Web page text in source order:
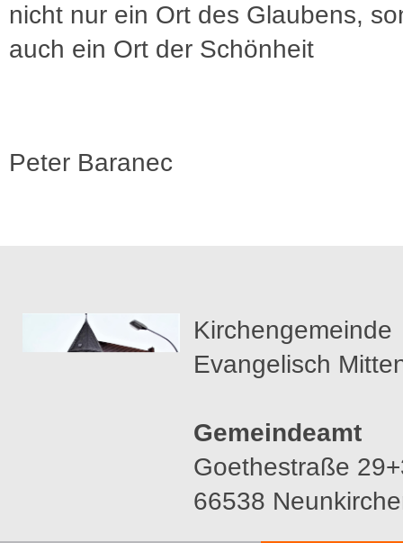
nicht nur ein Ort des Glaubens,
auch ein Ort der Schönheit
Peter Baranec
Kirchengemeinde
Evangelisch
Gemeindeamt
Goethestraße
66538